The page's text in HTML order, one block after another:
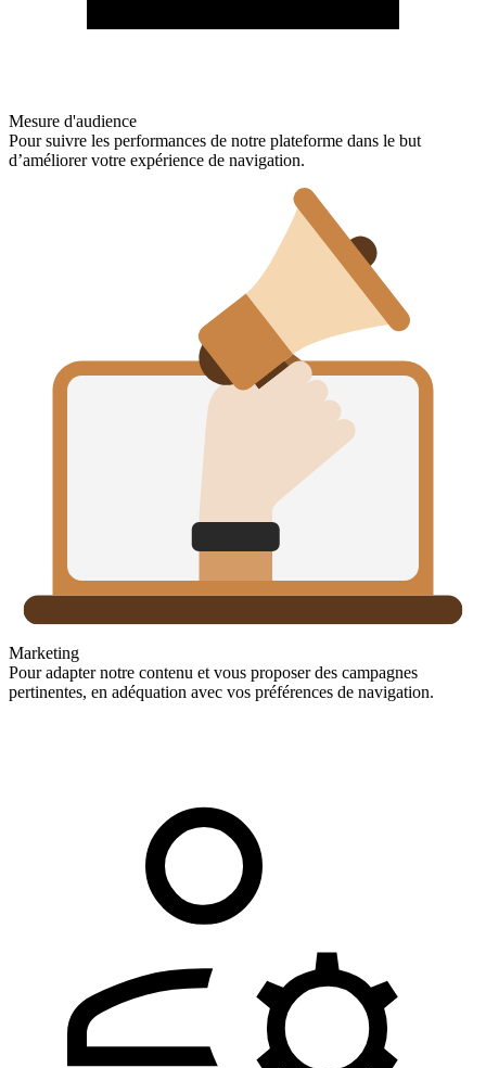
Mesure d'audience
Pour suivre les performances de notre plateforme dans le but
d’améliorer votre expérience de navigation.
Marketing
Pour adapter notre contenu et vous proposer des campagnes
pertinentes, en adéquation avec vos préférences de navigation.